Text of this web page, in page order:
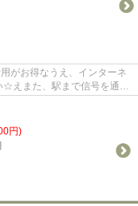
がお得なうえ、インターネ
えまた、駅まで信号を通ら
円)